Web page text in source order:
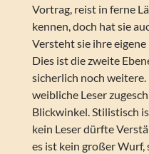
Vortrag, reist in ferne
kennen, doch hat sie
Versteht sie ihre
Dies ist die zweite
sicherlich noch
weibliche Leser
Blickwinkel. Stilistisch
kein Leser dürfte
es ist kein großer Wurf,